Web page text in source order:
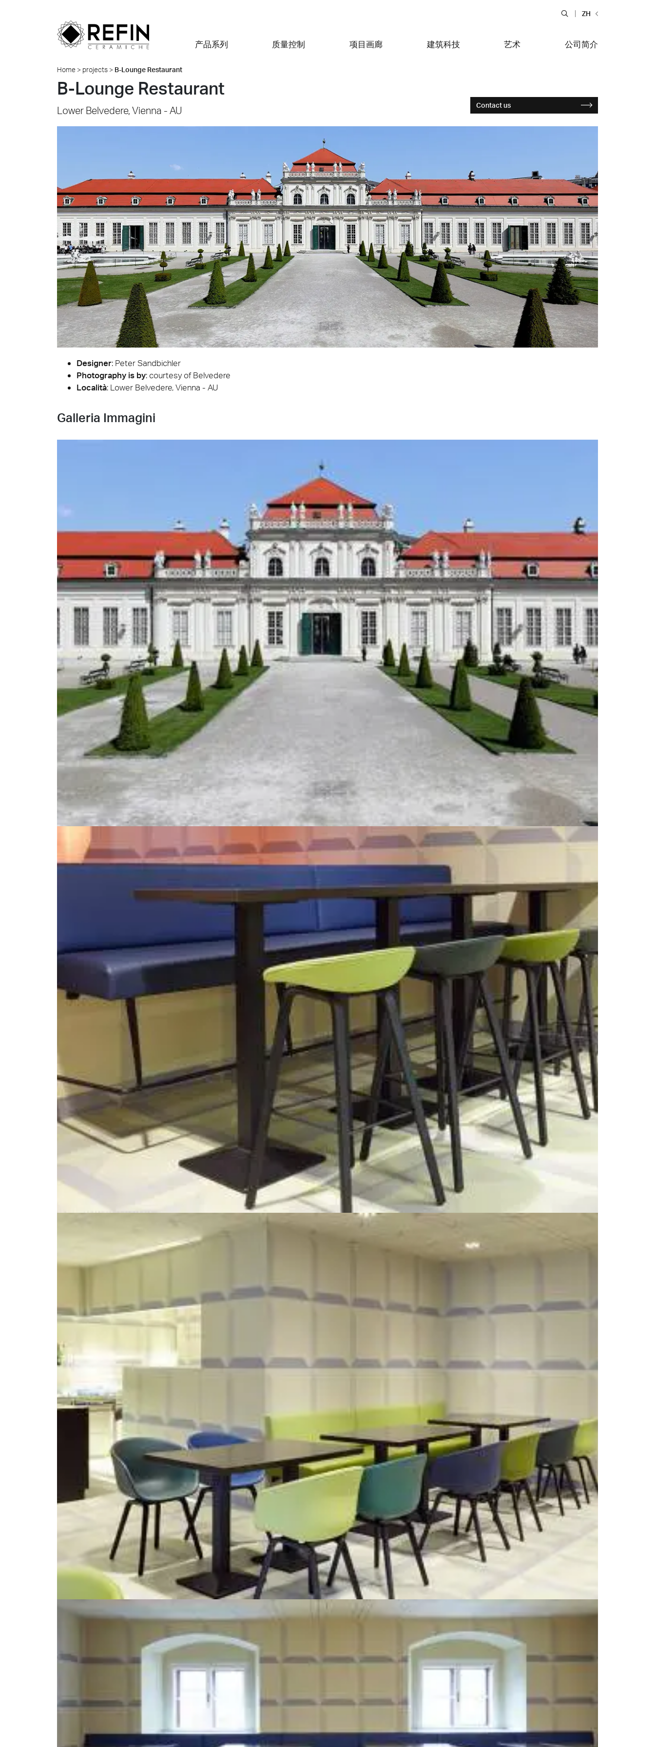
ZH
产品系列
效果
环境
颜色
全部系列 Iconic Design Unconventional 水泥 大理石和石材
木地板
质量控制
质量
什么是精细瓷？
常见问题答疑
项目画廊
着重强调
住宅
零售
款待
公共场所
全部项目
Quellogiusto
Albignasego (PD)
食物和饭店
KFC Roma
Roma Tritone
住宅
Roof Costiera Garden
Costiera amalfitana
食物和饭店
Bolero Restaurant
Naklo
建筑科技
BIM
Large Slabs
定制厚瓷砖
安全数据表
艺术
Refin DTS – Daring Art
Explorations
Metamorphoses by
公司简介
公司简介
瑞芬体验
可持续性
联系我们
Home > projects > B-Lounge Restaurant
B-Lounge Restaurant
Lower Belvedere, Vienna - AU Contact us
Designer: Peter Sandbichler
Photography is by: courtesy of Belvedere
Località: Lower Belvedere, Vienna - AU
Galleria Immagini